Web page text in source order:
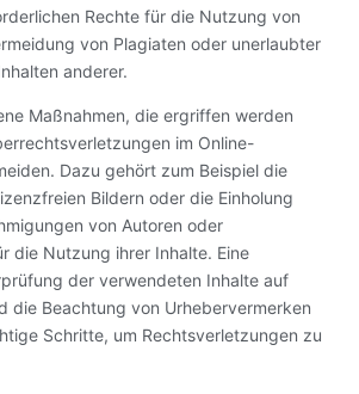
Rechte für die Nutzung von
von Plagiaten oder unerlaubter
anderer.
Maßnahmen, die ergriffen werden
im Online-
Dazu gehört zum Beispiel die
Bildern oder die Einholung
von Autoren oder
die Nutzung ihrer Inhalte. Eine
der verwendeten Inhalte auf
die Beachtung von Urhebervermerken
Schritte, um Rechtsverletzungen zu